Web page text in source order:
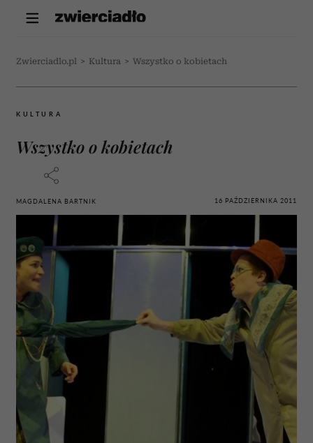
Zwierciadlo.pl > Kultura > Wszystko o kobietach
KULTURA
Wszystko o kobietach
MAGDALENA BARTNIK 16 PAŹDZIERNIKA 2011